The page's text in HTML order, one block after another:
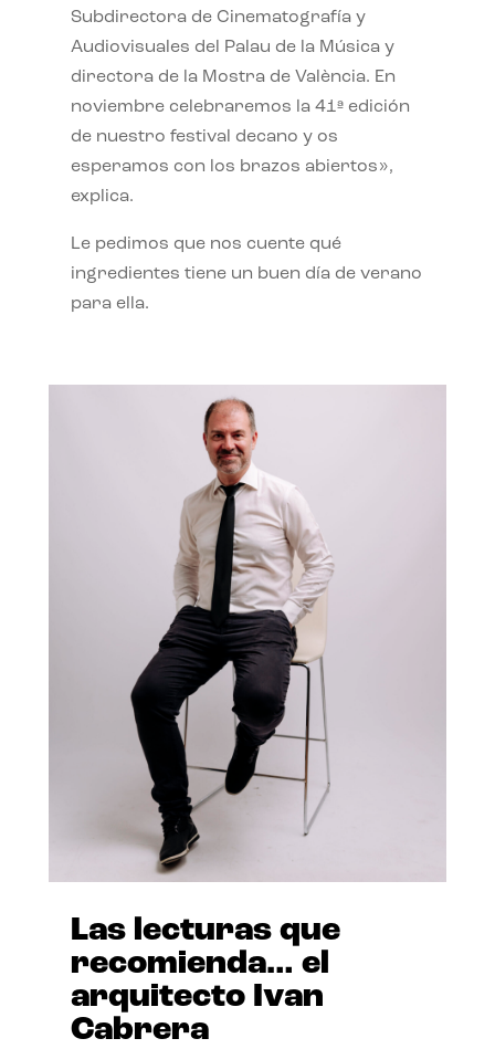
Subdirectora de Cinematografía y
Audiovisuales del Palau de la Música y
directora de la Mostra de València. En
noviembre celebraremos la 41ª edición
de nuestro festival decano y os
esperamos con los brazos abiertos»,
explica.
Le pedimos que nos cuente qué
ingredientes tiene un buen día de verano
para ella.
Las lecturas que
recomienda… el
arquitecto Ivan
Cabrera